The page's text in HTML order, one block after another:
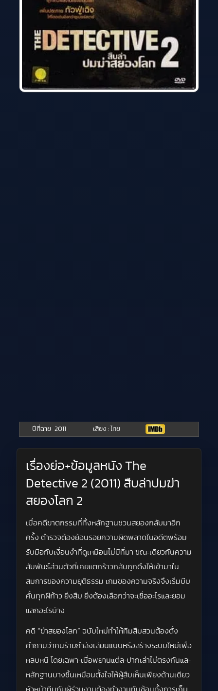
ปีที่ฉาย 2011 เสียง : ไทย
เรื่องย่อ+ข้อมูลหนัง The
Detective 2 (2011) สืบล่าปมฆ่า
สยองโลก 2
เมื่อคดีฆาตกรรมที่ทิ้งหลักฐานชวนสยองกลับมาอีก
ครั้ง ตำรวจต้องย้อนรอยความผิดพลาดในอดีตพร้อม
รับมือกับเงื่อนงำที่ดูเหมือนไม่มีที่มา ขณะเดียวกันความ
สัมพันธ์ส่วนตัวที่เคยแตกร้าวกลับถูกดึงให้เข้ามาใน
สมการของความยุติธรรม เกมของความจริงจึงเริ่มบีบ
คั้นทุกฝีก้าว ยิ่งสืบ ยิ่งต้องเลือกว่าจะเชื่ออะไรและยอม
แลกอะไรบ้าง
คดี “ฆ่าสยองโลก” ฉบับใหม่ทำให้ทีมสืบสวนต้องตั้ง
คำถามว่าคนร้ายกำลังเลียนแบบหรือสร้างระบบใหม่เพื่อ
หลบหนี โดยเฉพาะเมื่อพยานแต่ละปากเล่าไม่ตรงกันและ
หลักฐานบางชิ้นเหมือนตั้งใจให้ผู้สืบเห็นเพียงด้านเดียว